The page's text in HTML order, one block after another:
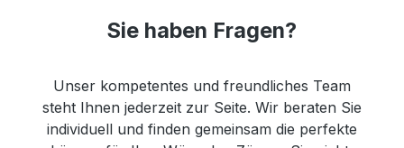
Sie haben Fragen?
Unser kompetentes und freundliches Team
steht Ihnen jederzeit zur Seite. Wir beraten Sie
individuell und finden gemeinsam die perfekte